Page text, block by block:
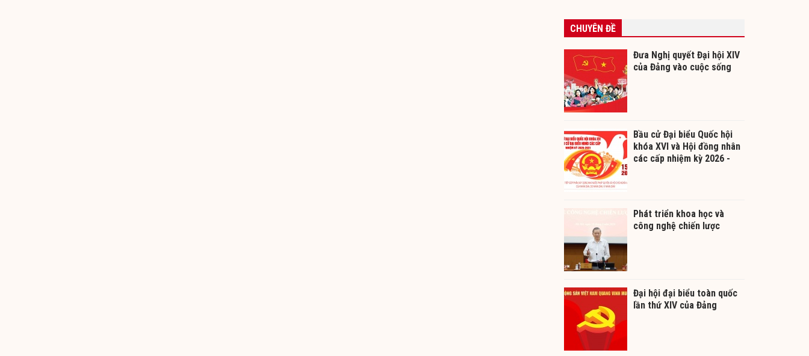
CHUYÊN ĐỀ
Đưa Nghị quyết Đại hội XIV
của Đảng vào cuộc sống
Bầu cử Đại biểu Quốc hội
khóa XVI và Hội đồng nhân
các cấp nhiệm kỳ 2026 -
Phát triển khoa học và
công nghệ chiến lược
Đại hội đại biểu toàn quốc
lần thứ XIV của Đảng